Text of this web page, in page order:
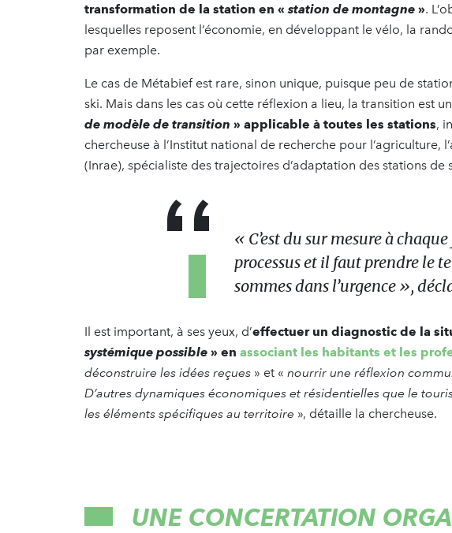
transformation de la station en «station de montagne ».
lesquelles reposent l’économie, en développant le vélo, la
par exemple.
Le cas de Métabief est rare, sinon unique, puisque peu de
ski. Mais dans les cas où cette réflexion a lieu, la transition est
de modèle de transition » applicable à toutes les stations,
chercheuse à l’Institut national de recherche pour l’agriculture,
(Inrae), spécialiste des trajectoires d’adaptation des stations de
« C’est du sur mesure à
processus et il faut prendre le
sommes dans l’urgence »,
Il est important, à ses yeux, d’effectuer un diagnostic de la
systémique possible » en associant les habitants et les
déconstruire les idées reçues » et « nourrir une réflexion
D’autres dynamiques économiques et résidentielles que le
les éléments spécifiques au territoire », détaille la chercheuse.
UNE CONCERTATION